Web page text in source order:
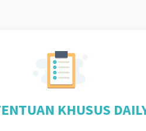
KHUSUS